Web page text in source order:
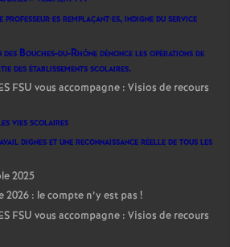
professeur·es remplaçant·es, indigne du service
Bouches-du-Rhône dénonce les opérations de
des établissements scolaires.
FSU vous accompagne : Visios de recours
vies scolaires
dignes et une reconnaissance réelle de tous les
2025
: le compte n’y est pas !
FSU vous accompagne : Visios de recours